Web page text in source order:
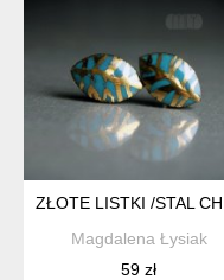
ZŁOTE LISTKI /STAL
Magdalena Łysiak
59 zł